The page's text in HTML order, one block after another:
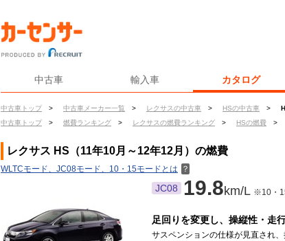
中古車 輸入車 カタログ
中古車トップ > 中古車メーカー一覧 > レクサスの中古車 > HSの中古車 >
中古車トップ
> 燃費ランキング > レクサスの燃費ランキング > HSの燃費 >
レクサス HS（11年10月～12年12月）の燃費
WLTCモード、JC08モード、10・15モードとは ？
JC08 19.8km/L ※10・
足回りを変更し、操縦性・走
サスペンションの仕様が見直され